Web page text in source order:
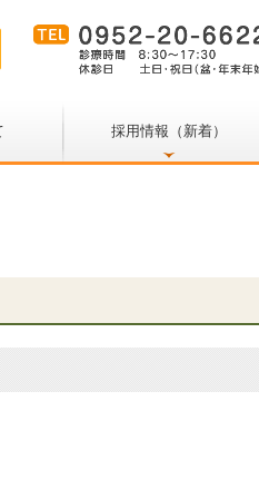
採用情報（新着）